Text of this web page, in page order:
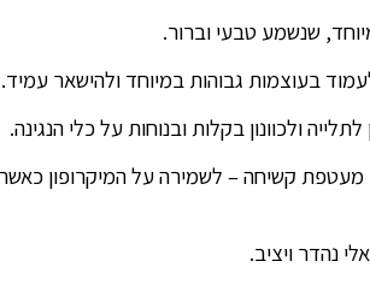
שנשמע טבעי וברור.
בעוצמות גבוהות במיוחד ולהישאר עמיד.
ולכוונון בקלות ובנוחות על כלי הנגינה.
מעטפת קשיחה – לשמירה על המיקרופון כאשר
נהדר ויציב.